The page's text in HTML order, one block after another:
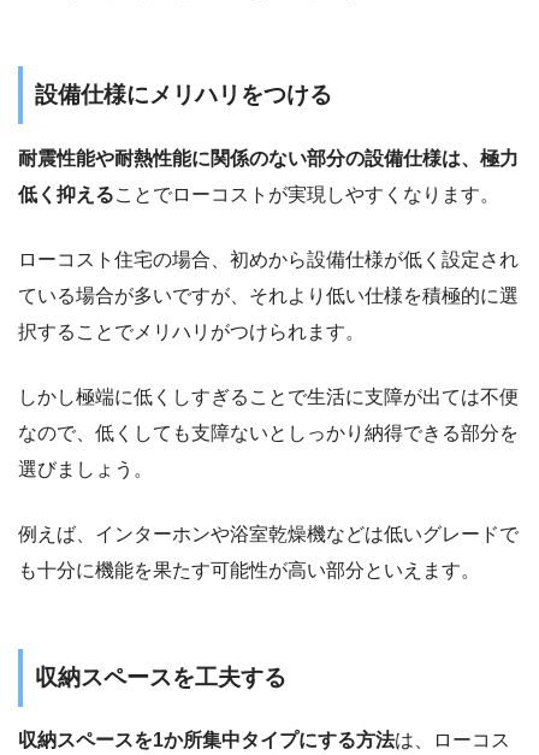
設備仕様にメリハリをつける
耐震性能や耐熱性能に関係のない部分の設備仕様は、極力
低く抑えることでローコストが実現しやすくなります。
ローコスト住宅の場合、初めから設備仕様が低く設定され
ている場合が多いですが、それより低い仕様を積極的に選
択することでメリハリがつけられます。
しかし極端に低くしすぎることで生活に支障が出ては不便
なので、低くしても支障ないとしっかり納得できる部分を
選びましょう。
例えば、インターホンや浴室乾燥機などは低いグレードで
も十分に機能を果たす可能性が高い部分といえます。
収納スペースを工夫する
収納スペースを1か所集中タイプにする方法は、ローコス